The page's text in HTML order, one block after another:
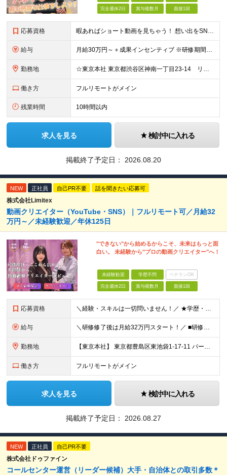
完全週休2日 賞与複数月 面接1回
応募資格 暇あればショート動画を見ちゃう！ 想い出をSNSにアップしちゃう！ 【そんな方が活躍できる会社です！！】 ＝＝＝ 今 の 仕 事 を 続 け て い て も 何 者 に も な れ な い 。
給与 月給30万円～＋成果インセンティブ ※研修期間6カ月間
勤務地 ☆東京本社 東京都渋谷区神南一丁目23-14 リージャス渋谷公園通り7F ☆新宿支社 東京都新宿区西新宿3-7-1 新宿パークタワー N棟30F ☆池袋支社 東京都豊島区南池袋1-16-15 ダイ
働き方 フルリモートがメイン
残業時間 10時間以内
求人を見る 検討中に入れる
掲載終了予定日： 2026.08.20
NEW 正社員 自己PR不要 話を聞きたい応募可
株式会社Limitex
動画クリエイター（YouTube・SNS）｜フルリモート可／月給32
万円～／未経験歓迎／年休125日
"できない"から始めるからこそ、未来はもっと面
白い。 未経験から"プロの動画クリエイター"へ！
未経験歓迎 学歴不問 ベテランOK
完全週休2日 賞与複数月 面接1回
応募資格 ＼経験・スキルは一切問いません！／ ★学歴・職歴不問 ★未経験・第二新卒歓迎！ ★正社員デビューも応援します！
給与 ＼研修修了後は月給32万円スタート！／ ■研修修了後 月給32万円＋賞与＋インセンティブ賞与 ※残業代は別途支給 ▽研修期間（6カ月）▽ 【経験者】 （営業・接客・マーケティングなどの経験をお持
勤務地 【東京本社】 東京都豊島区東池袋1-17-11 パークハイツ池袋
働き方 フルリモートがメイン
求人を見る 検討中に入れる
掲載終了予定日： 2026.08.27
NEW 正社員 自己PR不要
株式会社ドゥファイン
コールセンター運営（リーダー候補）大手・自治体との取引多数＊